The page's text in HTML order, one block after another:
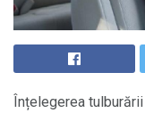
Înțelegerea